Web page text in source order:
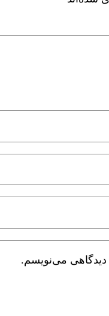
دیدگاهی می‌نویسم.